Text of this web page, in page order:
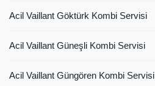
Acil Vaillant Göktürk Kombi Servisi
Acil Vaillant Güneşli Kombi Servisi
Acil Vaillant Güngören Kombi Servisi